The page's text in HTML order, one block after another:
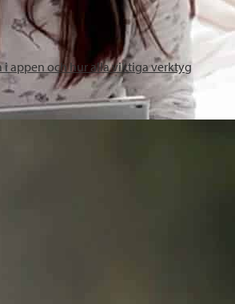
i appen och hur alla viktiga verktyg